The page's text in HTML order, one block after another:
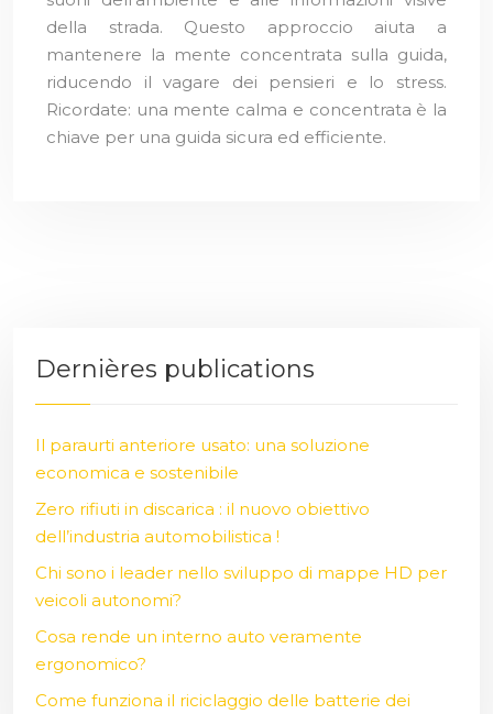
della strada. Questo approccio aiuta a
mantenere la mente concentrata sulla guida,
riducendo il vagare dei pensieri e lo stress.
Ricordate: una mente calma e concentrata è la
chiave per una guida sicura ed efficiente.
Dernières publications
Il paraurti anteriore usato: una soluzione
economica e sostenibile
Zero rifiuti in discarica : il nuovo obiettivo
dell’industria automobilistica !
Chi sono i leader nello sviluppo di mappe HD per
veicoli autonomi?
Cosa rende un interno auto veramente
ergonomico?
Come funziona il riciclaggio delle batterie dei